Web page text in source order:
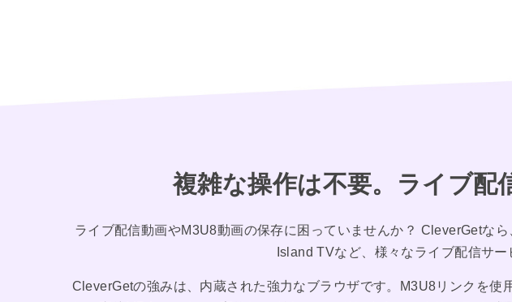
複雑な操作は不要。ライブ配
ライブ配信動画やM3U8動画の保存に困っていませんか？ CleverGetな
Island TVなど、様々なライブ配信サ
CleverGetの強みは、内蔵された強力なブラウザです。M3U8リンクを